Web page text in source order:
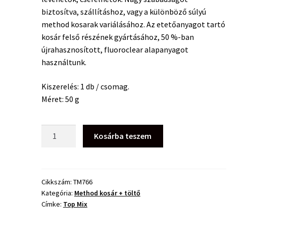
biztosítva, szállításhoz, vagy a különböző súlyú
method kosarak variálásához. Az etetőanyagot tartó
kosár felső részének gyártásához, 50 %-ban
újrahasznosított, fluoroclear alapanyagot
használtunk.
Kiszerelés: 1 db / csomag.
Méret: 50 g
Method
Feeder
Kosár
Kosárba teszem
Cikkszám: TM766
Kategória: Method kosár + töltő
Címke: Top Mix